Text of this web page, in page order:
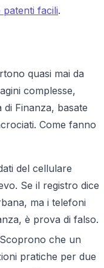
facili.
quasi mai da
complesse,
di Finanza, basate
Come fanno
del cellulare
Se il registro dice
ma i telefoni
è prova di falso.
che un
pratiche per due